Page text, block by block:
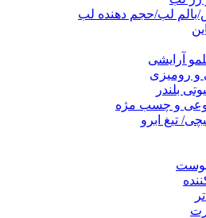
بالم لب/حجم دهنده لب
آرایشی
و رومیزی
بلندر
و چسب مژه
تیغ ابرو